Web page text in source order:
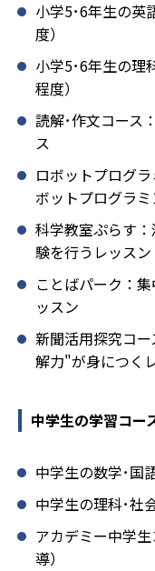
小学5･6年生の英
度）
小学5･6年生の理
程度）
読解･作文コース
ス
ロボットプログ
ボットプログラ
科学教室ぷらす
験を行うレッスン
ことばパーク：
ッスン
新聞活用探究コ
解力"が身につく
中学生の学習コー
中学生の数学･国
中学生の理科･社
アカデミー中学
導）